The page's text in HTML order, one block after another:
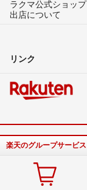
ラクマ公式ショップ
出店について
リンク
楽天のグループサービス